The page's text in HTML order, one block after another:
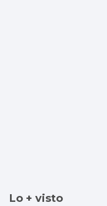
Lo + visto